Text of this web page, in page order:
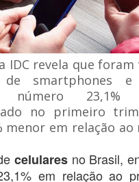
IDC revela que foram
de smartphones e
número
no primeiro
menor em relação
celularesno Brasil,
em relação ao